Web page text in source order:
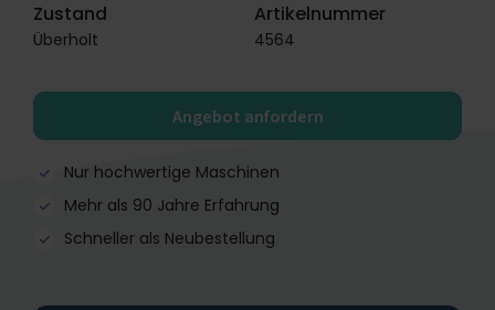
Zustand
Überholt
Artikelnummer
4564
Angebot anfordern
Nur hochwertige Maschinen
Mehr als 90 Jahre Erfahrung
Schneller als Neubestellung